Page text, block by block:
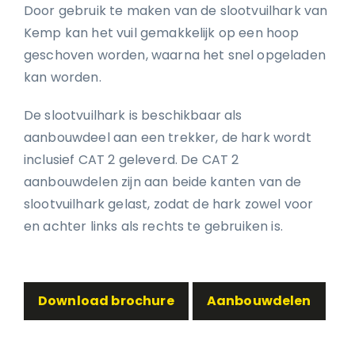
Door gebruik te maken van de slootvuilhark van
Kemp kan het vuil gemakkelijk op een hoop
geschoven worden, waarna het snel opgeladen
kan worden.
De slootvuilhark is beschikbaar als
aanbouwdeel aan een trekker, de hark wordt
inclusief CAT 2 geleverd. De CAT 2
aanbouwdelen zijn aan beide kanten van de
slootvuilhark gelast, zodat de hark zowel voor
en achter links als rechts te gebruiken is.
Download brochure Aanbouwdelen